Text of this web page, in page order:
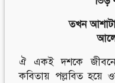
তখন
ঐ একই দশকে জীবনের
কবিতায় পল্লবিত হয়ে